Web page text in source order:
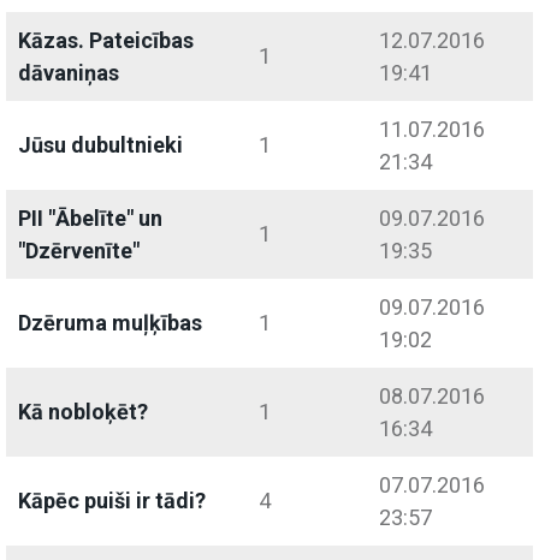
Kāzas. Pateicības
dāvaniņas
1
12.07.2016
19:41
Jūsu dubultnieki 1
11.07.2016
21:34
PII "Ābelīte" un
"Dzērvenīte"
1
09.07.2016
19:35
Dzēruma muļķības 1
09.07.2016
19:02
Kā nobloķēt? 1
08.07.2016
16:34
Kāpēc puiši ir tādi? 4
07.07.2016
23:57